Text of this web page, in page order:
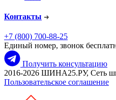
Контакты
+7 (800) 700-88-25
Единый номер, звонок
Получить консультацию
2016-2026 ШИНА25.РУ, Сеть
Пользовательское соглашение